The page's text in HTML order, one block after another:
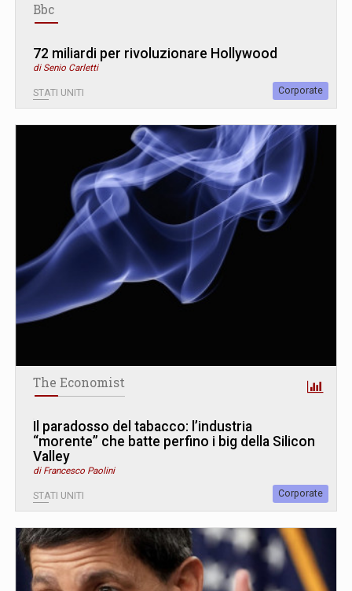
Bbc
72 miliardi per rivoluzionare Hollywood
di Senio Carletti
STATI UNITI Corporate
The Economist
Il paradosso del tabacco: l’industria
“morente” che batte perfino i big della Silicon
Valley
di Francesco Paolini
STATI UNITI Corporate